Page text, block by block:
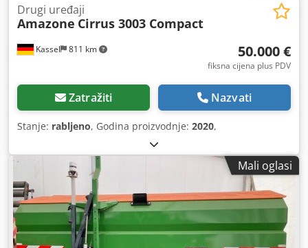
Kassel 811 km
Drugi uređaji
Amazone Cirrus 3003 Compact
50.000 €
fiksna cijena plus PDV
Zatražiti Nazvati
Stanje: rabljeno, Godina proizvodnje: 2020,
Mali oglasi